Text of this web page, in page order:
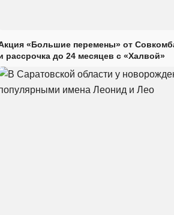
«Большие перемены» от
рассрочка до 24 месяцев с «Халвой»